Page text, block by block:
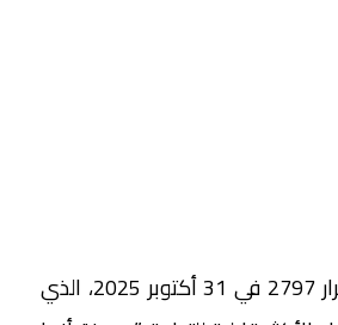
أشادت اليابان، اليوم الجمعة، باعتماد مجلس الأمن التابع للأمم المتحدة، القرار 2797 في 31 أكتوبر 2025، الذي